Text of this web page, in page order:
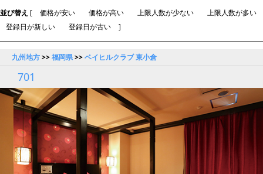
並び替え [ 価格が安い 価格が高い 上限人数が少ない
上限人数が多い
登録日が新しい
登録日が古い ]
九州地方>>福岡県>>ベイヒルクラブ 東小倉
701